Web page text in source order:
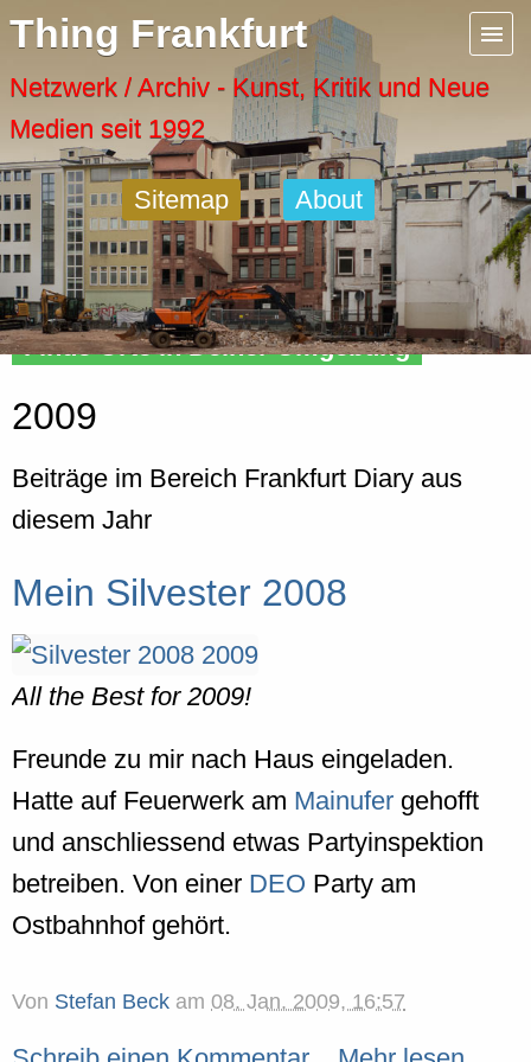
Thing Frankfurt
Netzwerk / Archiv - Kunst, Kritik und Neue
Medien seit 1992
Sitemap About
Finde Orte in Deiner Umgebung
2009
Beiträge im Bereich Frankfurt Diary aus
diesem Jahr
Mein Silvester 2008
All the Best for 2009!
Freunde zu mir nach Haus eingeladen.
Hatte auf Feuerwerk am Mainufer gehofft
und anschliessend etwas Partyinspektion
betreiben. Von einer DEO Party am
Ostbahnhof gehört.
Von Stefan Beck am 08. Jan. 2009, 16:57
Menu
Artspaces
Cool Places
Frankfurt Diary
Activity
Recent Posts
Home